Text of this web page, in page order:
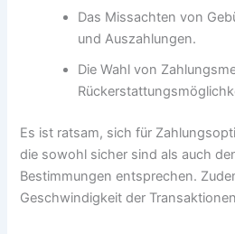
Das Missachten von
und Auszahlungen.
Die Wahl von
Es ist ratsam, sich für
die sowohl sicher sind als auch
Bestimmungen entsprechen.
Geschwindigkeit der